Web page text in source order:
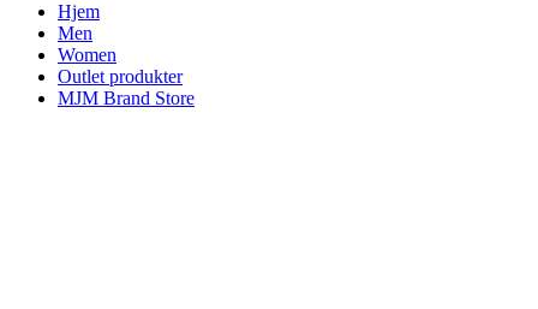
Hjem
Men
Women
Outlet produkter
MJM Brand Store